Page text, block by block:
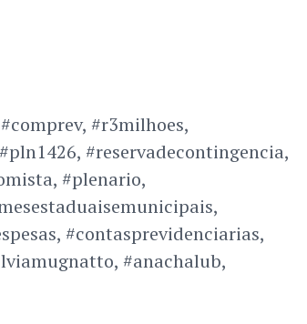
#r3milhoes,
#reservadecontingencia,
#plenario,
#contasprevidenciarias,
#anachalub,